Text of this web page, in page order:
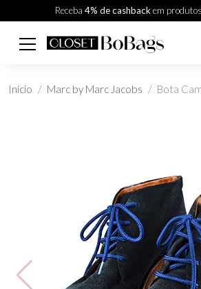
Receba 4% de cashbackem
Início Marc by Marc Jacobs Bota